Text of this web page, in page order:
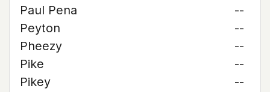
Paul Pena
--
Peyton
--
Pheezy
--
Pike
--
Pikey
--